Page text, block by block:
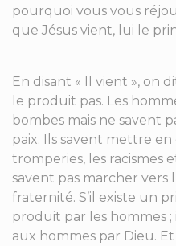
pourquoi vous vous
que Jésus vient, lui le
En disant « Il vient », on
le produit pas. Les
bombes mais ne savent
paix. Ils savent mettre
tromperies, les racismes
savent pas marcher vers
fraternité. S’il existe un
produit par les hommes
aux hommes par Dieu.